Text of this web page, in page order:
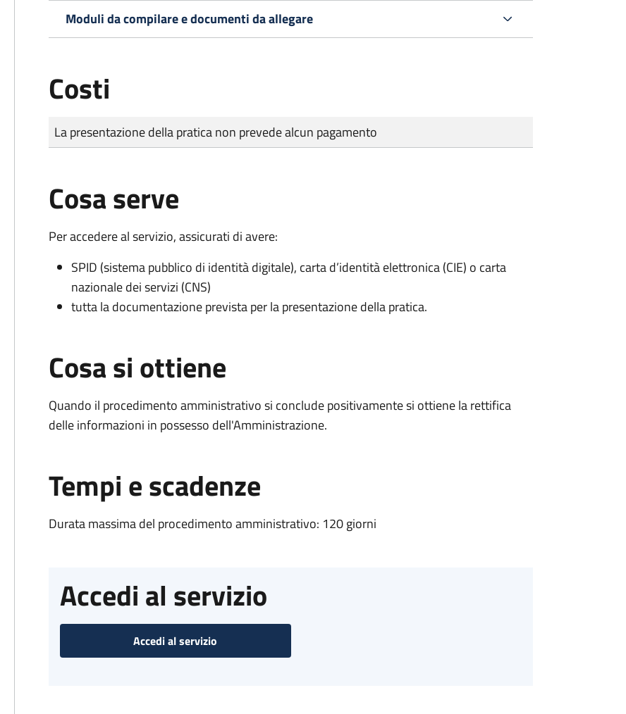
Moduli da compilare e documenti da allegare
Costi
Tipo di pagamento
Importo
La presentazione della pratica non prevede alcun pagamento
Cosa serve
Per accedere al servizio, assicurati di avere:
SPID (sistema pubblico di identità digitale), carta d’identità elettronica (CIE) o carta
nazionale dei servizi (CNS)
tutta la documentazione prevista per la presentazione della pratica.
Cosa si ottiene
Quando il procedimento amministrativo si conclude positivamente si ottiene la rettifica
delle informazioni in possesso dell'Amministrazione.
Tempi e scadenze
Durata massima del procedimento amministrativo: 120 giorni
Accedi al servizio
Accedi al servizio